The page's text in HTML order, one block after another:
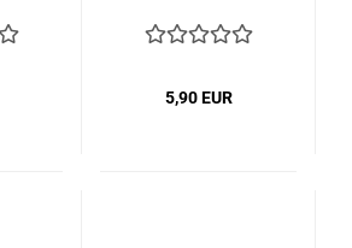
5,90 EUR